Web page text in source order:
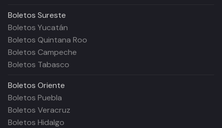
Boletos Sureste
Boletos Yucatán
Boletos Quintana Roo
Boletos Campeche
Boletos Tabasco
Boletos Oriente
Boletos Puebla
Boletos Veracruz
Boletos Hidalgo